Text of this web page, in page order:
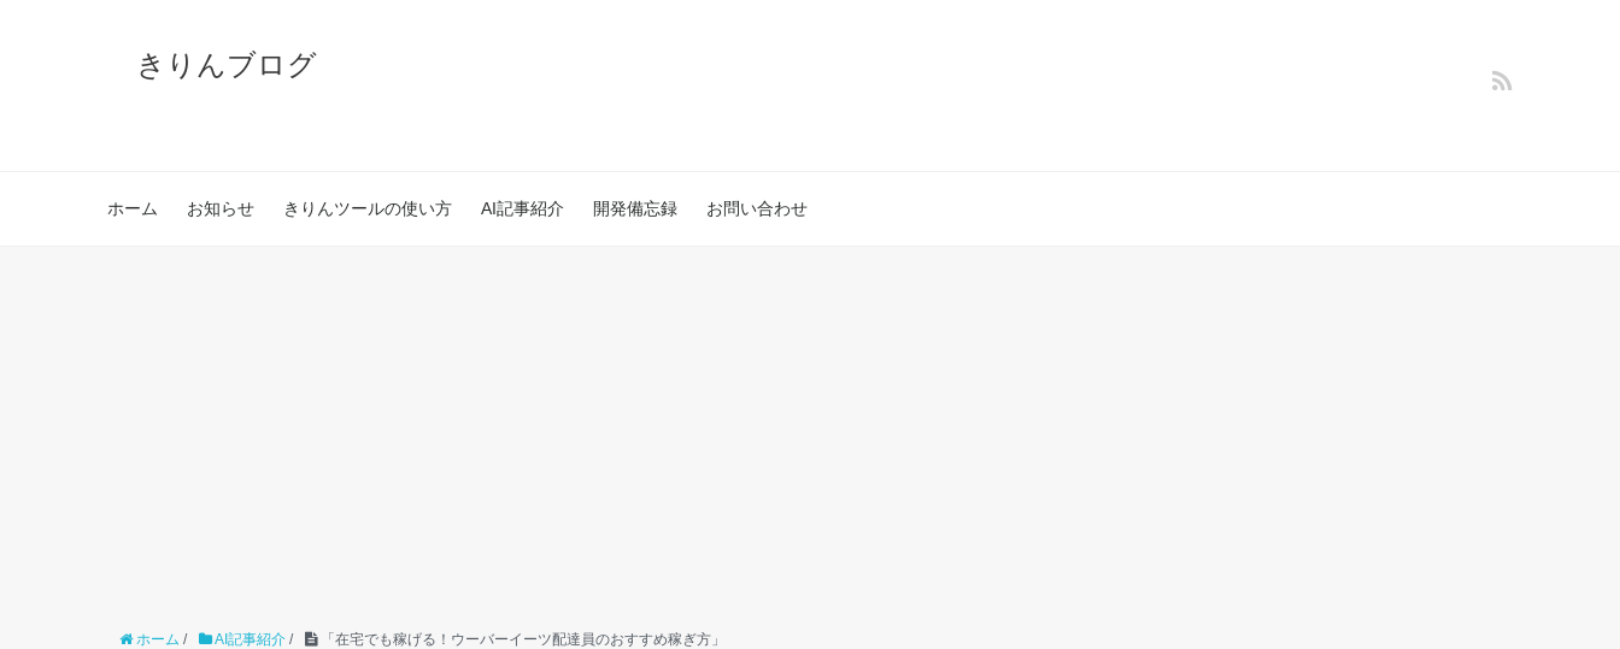
きりんブログ
ホーム お知らせ きりんツールの使い方 AI記事紹介 開発備忘録 お問い合わせ
ホーム / AI記事紹介 / 「在宅でも稼げる！ウーバーイーツ配達員のおすすめ稼ぎ方」